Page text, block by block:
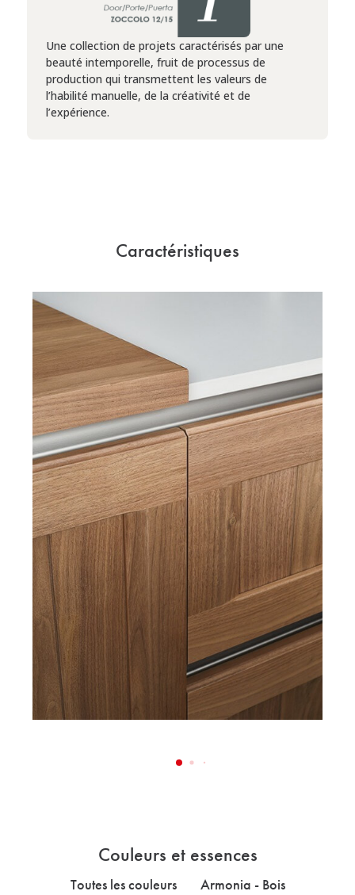
Une collection de projets caractérisés par une
beauté intemporelle, fruit de processus de
production qui transmettent les valeurs de
l’habilité manuelle, de la créativité et de
l’expérience.
Caractéristiques
Couleurs et essences
Toutes les couleurs
Armonia - Bois